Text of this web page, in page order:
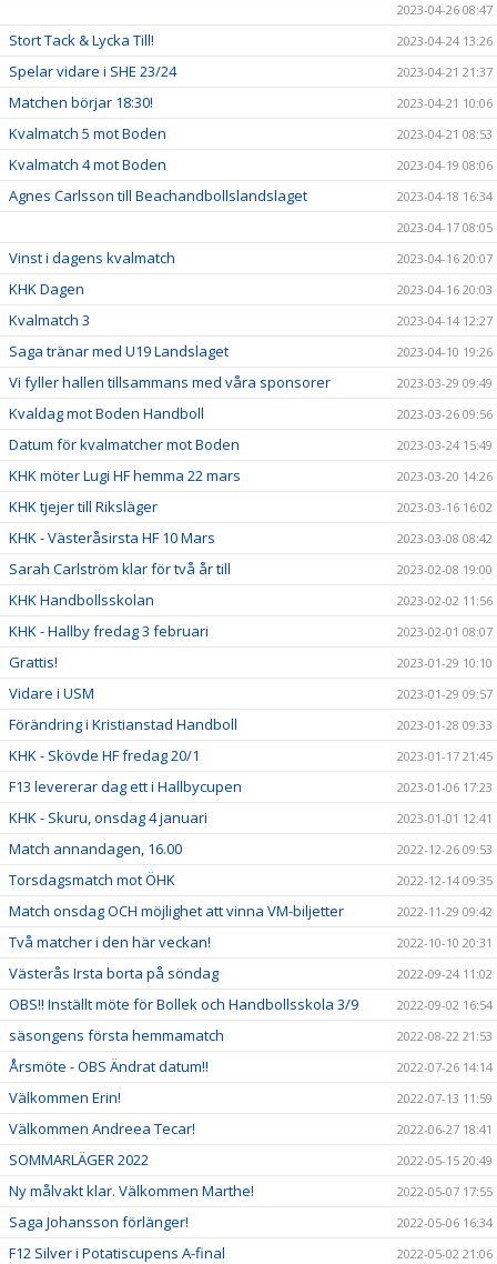
2023-04-26 08:47
Stort Tack & Lycka Till! 2023-04-24 13:26
Spelar vidare i SHE 23/24 2023-04-21 21:37
Matchen börjar 18:30! 2023-04-21 10:06
Kvalmatch 5 mot Boden 2023-04-21 08:53
Kvalmatch 4 mot Boden 2023-04-19 08:06
Agnes Carlsson till Beachandbollslandslaget
2023-04-18 16:34
2023-04-17 08:05
Vinst i dagens kvalmatch 2023-04-16 20:07
KHK Dagen 2023-04-16 20:03
Kvalmatch 3 2023-04-14 12:27
Saga tränar med U19 Landslaget 2023-04-10 19:26
Vi fyller hallen tillsammans med våra sponsorer 2023-03-29 09:49
Kvaldag mot Boden Handboll 2023-03-26 09:56
Datum för kvalmatcher mot Boden 2023-03-24 15:49
KHK möter Lugi HF hemma 22 mars 2023-03-20 14:26
KHK tjejer till Riksläger 2023-03-16 16:02
KHK - Västeråsirsta HF 10 Mars 2023-03-08 08:42
Sarah Carlström klar för två år till 2023-02-08 19:00
KHK Handbollsskolan 2023-02-02 11:56
KHK - Hallby fredag 3 februari 2023-02-01 08:07
Grattis! 2023-01-29 10:10
Vidare i USM 2023-01-29 09:57
Förändring i Kristianstad Handboll 2023-01-28 09:33
KHK - Skövde HF fredag 20/1 2023-01-17 21:45
F13 levererar dag ett i Hallbycupen 2023-01-06 17:23
KHK - Skuru, onsdag 4 januari 2023-01-01 12:41
Match annandagen, 16.00 2022-12-26 09:53
Torsdagsmatch mot ÖHK 2022-12-14 09:35
Match onsdag OCH möjlighet att vinna VM-biljetter 2022-11-29 09:42
Två matcher i den här veckan! 2022-10-10 20:31
Västerås Irsta borta på söndag 2022-09-24 11:02
OBS!! Inställt möte för Bollek och Handbollsskola 3/9 2022-09-02 16:54
säsongens första hemmamatch 2022-08-22 21:53
Årsmöte - OBS Ändrat datum!! 2022-07-26 14:14
Välkommen Erin! 2022-07-13 11:59
Välkommen Andreea Tecar! 2022-06-27 18:41
SOMMARLÄGER 2022 2022-05-15 20:49
Ny målvakt klar. Välkommen Marthe! 2022-05-07 17:55
Saga Johansson förlänger! 2022-05-06 16:34
F12 Silver i Potatiscupens A-final 2022-05-02 21:06